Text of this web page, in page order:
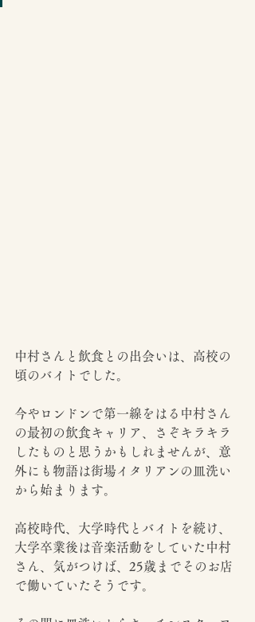
中村さんと飲食との出会いは、高校の
頃のバイトでした。
今やロンドンで第一線をはる中村さん
の最初の飲食キャリア、さぞキラキラ
したものと思うかもしれませんが、意
外にも物語は街場イタリアンの皿洗い
から始まります。
高校時代、大学時代とバイトを続け、
大学卒業後は音楽活動をしていた中村
さん、気がつけば、25歳までそのお店
で働いていたそうです。